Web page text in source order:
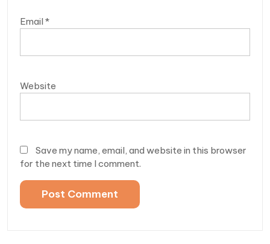
Email *
Website
Save my name, email, and website in this browser
for the next time I comment.